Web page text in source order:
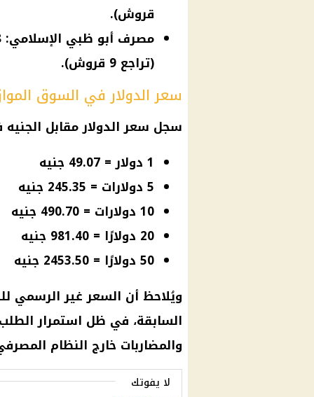
قروش).
(تراجع 9 قروش).
سعر الدولار في السوق
سجل سعر الدولار مقابل الجنيه
1 دولار = 49.07 جنيه
5 دولارات = 245.35 جنيه
10 دولارات = 490.70 جنيه
20 دولارًا = 981.40 جنيه
50 دولارًا = 2453.50 جنيه
ويُلاحظ أن السعر غير الرسمي
السابقة، في ظل استمرار
والمضاربات خارج النظام
لا يفوتك